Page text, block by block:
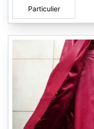
Particulier